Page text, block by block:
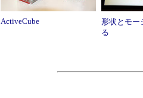
ActiveCube
形状とモー
る